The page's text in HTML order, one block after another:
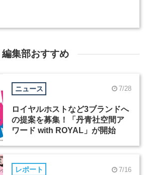
編集部おすすめ
ニュース 7/28
ロイヤルホストなど3ブランドへ
の提案を募集！「丹青社空間ア
ワード with ROYAL」が開始
レポート 7/16